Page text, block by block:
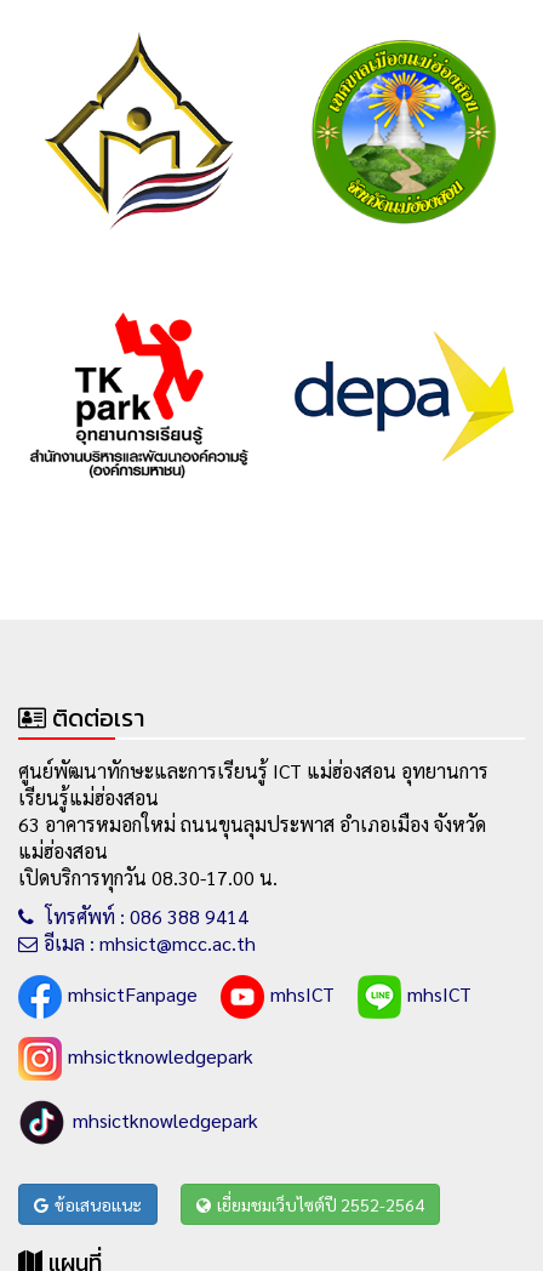
ติดต่อเรา
ศูนย์พัฒนาทักษะและการเรียนรู้ ICT แม่ฮ่องสอน อุทยานการ
เรียนรู้แม่ฮ่องสอน
63 อาคารหมอกใหม่ ถนนขุนลุมประพาส อำเภอเมือง จังหวัด
แม่ฮ่องสอน
เปิดบริการทุกวัน 08.30-17.00 น.
โทรศัพท์ : 086 388 9414
อีเมล : mhsict@mcc.ac.th
mhsictFanpage
mhsICT mhsICT
mhsictknowledgepark
mhsictknowledgepark
ข้อเสนอแนะ เยี่ยมชมเว็บไซต์ปี 2552-2564
แผนที่